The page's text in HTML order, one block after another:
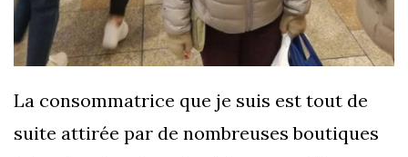
La consommatrice que je suis est tout de
suite attirée par de nombreuses boutiques